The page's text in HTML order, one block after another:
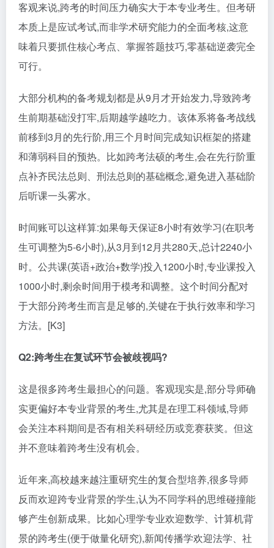
客观来说,跨考的时间压力确实大于本专业考生。但考研
本质上是应试考试,而非学术研究能力的全面考核,这意
味着只要抓住核心考点、掌握答题技巧,零基础逆袭完全
可行。
大部分机构的备考规划都是从9月才开始发力,导致跨考
生前期基础没打牢,后期越学越吃力。该体系将备考战线
前移到3月的先行阶,用三个月时间完成知识框架的搭建
和薄弱科目的预热。比如跨考法硕的考生,会在先行阶重
点补齐民法总则、刑法总则的基础概念,避免进入基础阶
后听课一头雾水。
时间账可以这样算:如果每天保证8小时有效学习(在职考
生可调整为5-6小时),从3月到12月共280天,总计2240小
时。公共课(英语+政治+数学)投入1200小时,专业课投入
1000小时,剩余时间用于模考和调整。这个时间分配对
于大部分跨考生而言是足够的,关键在于执行效率和学习
方法。[K3]
Q2:跨考生在复试环节会被歧视吗?
这是很多跨考生最担心的问题。客观现实是,部分导师确
实更偏好本专业背景的考生,尤其是在理工科领域,导师
会关注本科期间是否有相关科研经历或竞赛获奖。但这
并不意味着跨考生没有机会。
近年来,高校越来越注重研究生的复合型培养,很多导师
反而欢迎跨专业背景的学生,认为不同学科的思维碰撞能
够产生创新成果。比如心理学专业欢迎数学、计算机背
景的跨考生(便于做量化研究),新闻传播学欢迎法学、社